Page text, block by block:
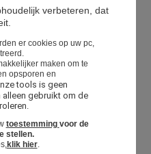
verbeteren, dat
er cookies op uw pc,
maken om te
opsporen en
tools is geen
gebruikt om de
toestemming voor de
stellen.
klik hier.